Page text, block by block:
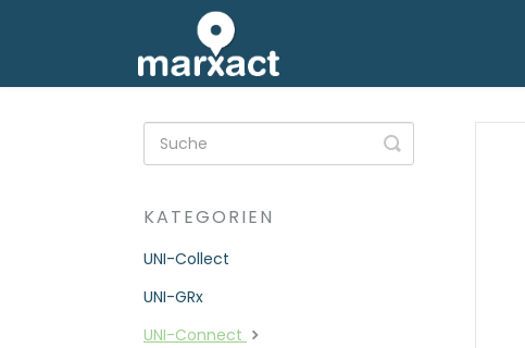
Suche
umschalten
KATEGORIEN
UNI-Collect
UNI-GRx
UNI-Connect